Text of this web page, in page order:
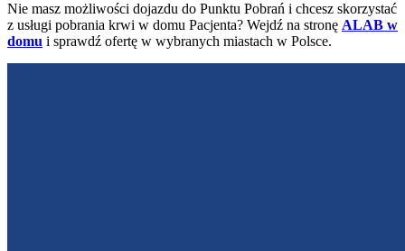
Nie masz możliwości dojazdu do Punktu Pobrań i chcesz skorzystać
z usługi pobrania krwi w domu Pacjenta? Wejdź na stronę ALAB w
domu i sprawdź ofertę w wybranych miastach w Polsce.